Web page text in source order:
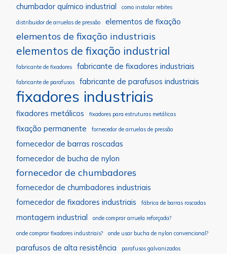
chumbador químico industrial
como instalar rebites
distribuidor de arruelas de pressão elementos de fixação
elementos de fixação industriais
elementos de fixação industrial
fabricante de fixadores fabricante de fixadores industriais
fabricante de parafusos fabricante de parafusos industriais
fixadores industriais
fixadores metálicos fixadores para estruturas metálicas
fixação permanente fornecedor de arruelas de pressão
fornecedor de barras roscadas
fornecedor de bucha de nylon
fornecedor de chumbadores
fornecedor de chumbadores industriais
fornecedor de fixadores industriais
fábrica de barras roscadas
montagem industrial onde comprar arruela reforçada?
onde comprar fixadores industriais? onde usar bucha de nylon convencional?
parafusos de alta resistência parafusos galvanizados